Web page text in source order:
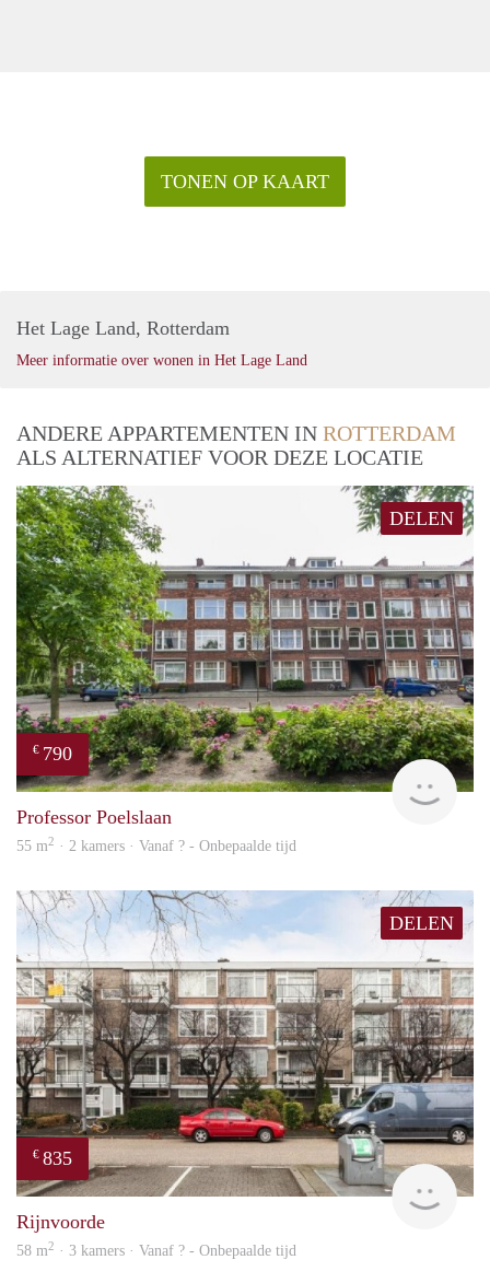
TONEN OP KAART
Het Lage Land, Rotterdam
Meer informatie over wonen in Het Lage Land
ANDERE APPARTEMENTEN IN ROTTERDAM
ALS ALTERNATIEF VOOR DEZE LOCATIE
DELEN
€ 790
Professor Poelslaan
55 m2 · 2 kamers · Vanaf ? - Onbepaalde tijd
DELEN
€ 835
Rijnvoorde
58 m2 · 3 kamers · Vanaf ? - Onbepaalde tijd